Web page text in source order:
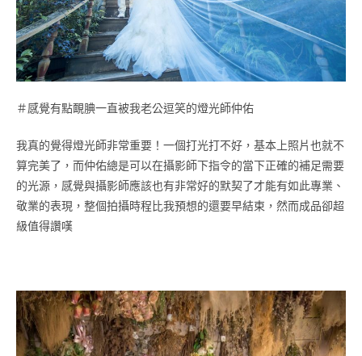
＃感覺有點靦腆一直被我老公逗笑的燈光師仲佑
我真的覺得燈光師非常重要！一個打光打不好，基本上照片也就不
算完美了，而仲佑總是可以在攝影師下指令的當下正確的補足需要
的光源，感覺與攝影師應該也有非常好的默契了才能有如此專業、
敬業的表現，整個拍攝時程比我預想的還要早結束，然而成品卻超
級值得讚嘆